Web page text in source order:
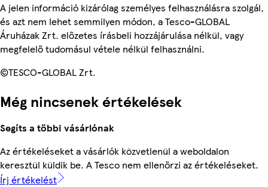
A jelen információ kizárólag személyes felhasználásra szolgál,
és azt nem lehet semmilyen módon, a Tesco-GLOBAL
Áruházak Zrt. előzetes írásbeli hozzájárulása nélkül, vagy
megfelelő tudomásul vétele nélkül felhasználni.
©TESCO-GLOBAL Zrt.
Még nincsenek értékelések
Segíts a többi vásárlónak
Az értékeléseket a vásárlók közvetlenül a weboldalon
keresztül küldik be. A Tesco nem ellenőrzi az értékeléseket.
Írj értékelést